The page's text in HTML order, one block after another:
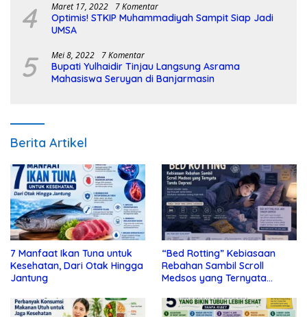
4 Maret 17, 2022 7 Komentar
Optimis! STKIP Muhammadiyah Sampit Siap Jadi
UMSA
5 Mei 8, 2022 7 Komentar
Bupati Yulhaidir Tinjau Langsung Asrama
Mahasiswa Seruyan di Banjarmasin
Berita Artikel
7 Manfaat Ikan Tuna untuk
Kesehatan, Dari Otak Hingga
Jantung
“Bed Rotting” Kebiasaan
Rebahan Sambil Scroll
Medsos yang Ternyata